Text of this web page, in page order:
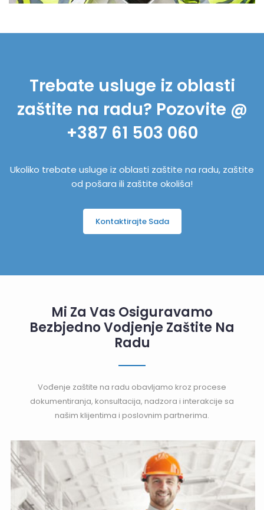
Trebate usluge iz oblasti
zaštite na radu? Pozovite @
+387 61 503 060
Ukoliko trebate usluge iz oblasti zaštite na radu, zaštite
od pošara ili zaštite okoliša!
Kontaktirajte Sada
Mi Za Vas Osiguravamo
Bezbjedno Vodjenje Zaštite Na
Radu
Vođenje zaštite na radu obavljamo kroz procese
dokumentiranja, konsultacija, nadzora i interakcije sa
našim klijentima i poslovnim partnerima.